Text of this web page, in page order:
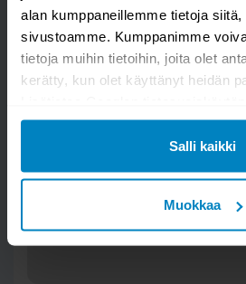
alan kumppaneillemme tietoja
sivustoamme. Kumppanimme
tietoja muihin tietoihin, joita olet
kerätty, kun olet käyttänyt heidän
Salli kaikki
Muokkaa
Kysy kysymys
Valaisin Grönlund Haag